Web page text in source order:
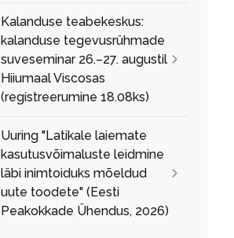
Kalanduse teabekeskus:
kalanduse tegevusrühmade
suveseminar 26.–27. augustil
Hiiumaal Viscosas
(registreerumine 18.08ks)
Uuring "Latikale laiemate
kasutusvõimaluste leidmine
läbi inimtoiduks mõeldud
uute toodete" (Eesti
Peakokkade Ühendus, 2026)